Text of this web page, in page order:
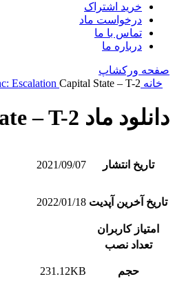
خرید اشتراک
درخواست ماد
تماس با ما
درباره ما
صفحه ورکشاپ
خانه
Escalation Capital State – T-2
دانلود ماد Capital State – T-2
تاریخ انتشار 2021/09/07
تاریخ آخرین آپدیت 2022/01/18
امتیاز کاربران
تعداد نصب
حجم 231.12KB